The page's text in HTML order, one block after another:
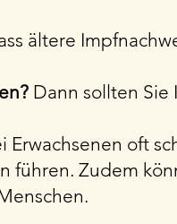
ältere
Dann sollten
Erwachsenen oft
führen. Zudem